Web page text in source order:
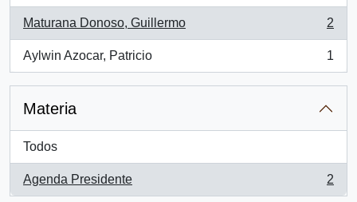
Maturana Donoso, Guillermo
, 2 resultados
2
Aylwin Azocar, Patricio
, 1 resultados
1
Materia
Todos
Agenda Presidente
, 2 resultados
2